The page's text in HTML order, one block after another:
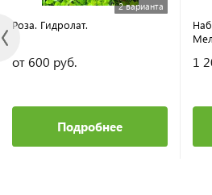
2 варианта
Роза. Гидролат.
от 600 руб.
Подробнее
1